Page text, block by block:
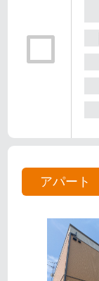
アパート